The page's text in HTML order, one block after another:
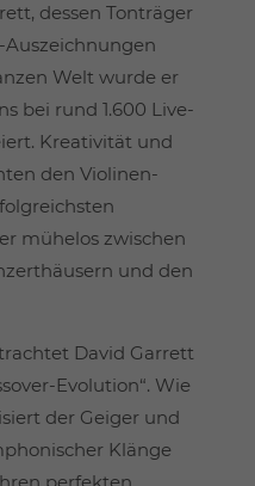
dessen Tonträger
Auszeichnungen
Welt wurde er
bei rund 1.600 Live-
Kreativität und
den Violinen-
mühelos zwischen
und den
David Garrett
Evolution“. Wie
der Geiger und
Klänge